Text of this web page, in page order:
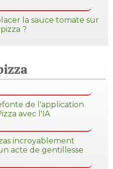
la sauce tomate sur
?
de l'application
avec l'IA
incroyablement
acte de gentillesse